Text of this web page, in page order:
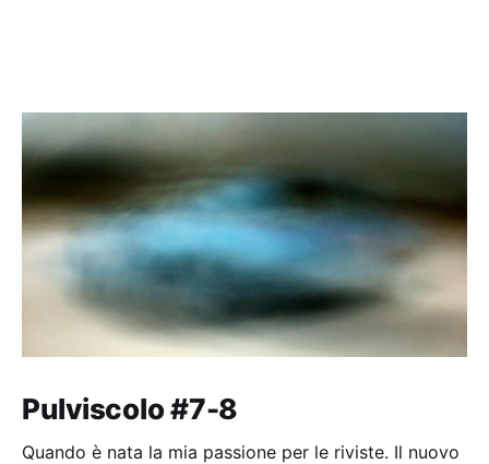
Pulviscolo #7-8
Quando è nata la mia passione per le riviste. Il nuovo